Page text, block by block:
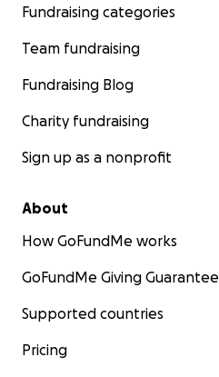
Fundraising categories
Team fundraising
Fundraising Blog
Charity fundraising
Sign up as a nonprofit
About
How GoFundMe works
GoFundMe Giving Guarantee
Supported countries
Pricing